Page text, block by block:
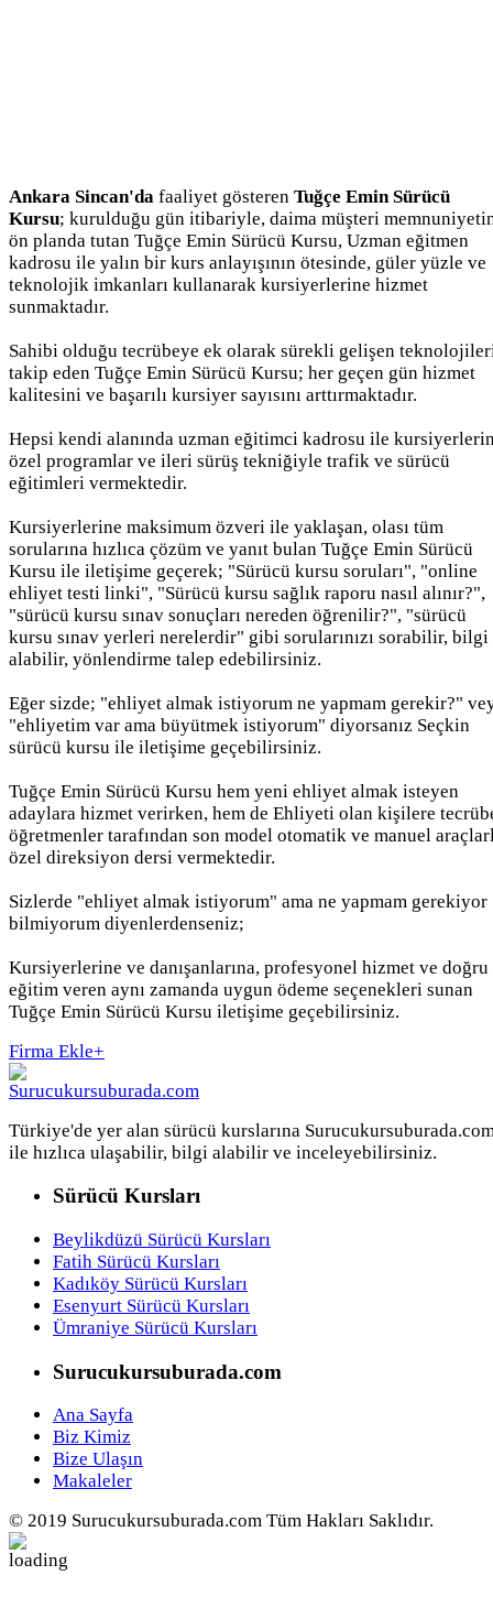
Ankara Sincan'da faaliyet gösteren Tuğçe Emin Sürücü
Kursu; kurulduğu gün itibariyle, daima müşteri
ön planda tutan Tuğçe Emin Sürücü Kursu, Uzman eğitmen
kadrosu ile yalın bir kurs anlayışının ötesinde, güler yüzle ve
teknolojik imkanları kullanarak kursiyerlerine hizmet
sunmaktadır.
Sahibi olduğu tecrübeye ek olarak sürekli gelişen
takip eden Tuğçe Emin Sürücü Kursu; her geçen gün hizmet
kalitesini ve başarılı kursiyer sayısını arttırmaktadır.
Hepsi kendi alanında uzman eğitimci kadrosu ile
özel programlar ve ileri sürüş tekniğiyle trafik ve sürücü
eğitimleri vermektedir.
Kursiyerlerine maksimum özveri ile yaklaşan, olası tüm
sorularına hızlıca çözüm ve yanıt bulan Tuğçe Emin Sürücü
Kursu ile iletişime geçerek; "Sürücü kursu soruları", "online
ehliyet testi linki", "Sürücü kursu sağlık raporu nasıl alınır?",
"sürücü kursu sınav sonuçları nereden öğrenilir?", "sürücü
kursu sınav yerleri nerelerdir" gibi sorularınızı sorabilir, bilgi
alabilir, yönlendirme talep edebilirsiniz.
Eğer sizde; "ehliyet almak istiyorum ne yapmam gerekir?"
"ehliyetim var ama büyütmek istiyorum" diyorsanız Seçkin
sürücü kursu ile iletişime geçebilirsiniz.
Tuğçe Emin Sürücü Kursu hem yeni ehliyet almak isteyen
adaylara hizmet verirken, hem de Ehliyeti olan kişilere
öğretmenler tarafından son model otomatik ve manuel
özel direksiyon dersi vermektedir.
Sizlerde "ehliyet almak istiyorum" ama ne yapmam gerekiyor
bilmiyorum diyenlerdenseniz;
Kursiyerlerine ve danışanlarına, profesyonel hizmet ve doğru
eğitim veren aynı zamanda uygun ödeme seçenekleri sunan
Tuğçe Emin Sürücü Kursu iletişime geçebilirsiniz.
Firma Ekle+
Türkiye'de yer alan sürücü kurslarına
ile hızlıca ulaşabilir, bilgi alabilir ve inceleyebilirsiniz.
Sürücü Kursları
Beylikdüzü Sürücü Kursları
Fatih Sürücü Kursları
Kadıköy Sürücü Kursları
Esenyurt Sürücü Kursları
Ümraniye Sürücü Kursları
Surucukursuburada.com
Ana Sayfa
Biz Kimiz
Bize Ulaşın
Makaleler
© 2019 Surucukursuburada.com Tüm Hakları Saklıdır.